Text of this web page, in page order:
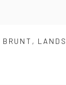
BRUNT ,